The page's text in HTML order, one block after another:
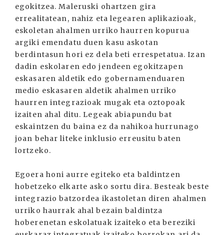
egokitzea. Maleruski ohartzen gira
errealitatean, nahiz eta legearen aplikazioak,
eskoletan ahalmen urriko haurren kopurua
argiki emendatu duen kasu askotan
berdintasun hori ez dela beti errespetatua. Izan
dadin eskolaren edo jendeen egokitzapen
eskasaren aldetik edo gobernamenduaren
medio eskasaren aldetik ahalmen urriko
haurren integrazioak mugak eta oztopoak
izaiten ahal ditu. Legeak abiapundu bat
eskaintzen du baina ez da nahikoa hurrunago
joan behar liteke inklusio erreusitu baten
lortzeko.
Egoera honi aurre egiteko eta baldintzen
hobetzeko elkarte asko sortu dira. Besteak beste
integrazio batzordea ikastoletan diren ahalmen
urriko haurrak ahal bezain baldintza
hoberenetan eskolatuak izaiteko eta bereziki